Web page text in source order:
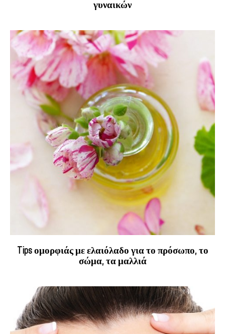
γυναικών
Tips ομορφιάς με ελαιόλαδο για το πρόσωπο, το
σώμα, τα μαλλιά